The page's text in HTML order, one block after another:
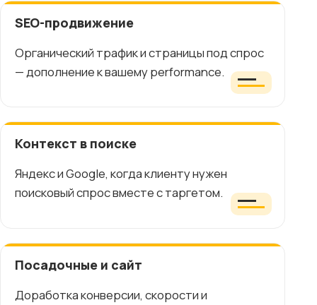
SEO-продвижение
Органический трафик и страницы под спрос
— дополнение к вашему performance.
Контекст в поиске
Яндекс и Google, когда клиенту нужен
поисковый спрос вместе с таргетом.
Посадочные и сайт
Доработка конверсии, скорости и